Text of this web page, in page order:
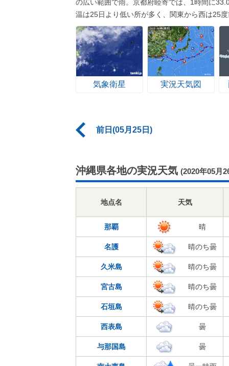
の広い範囲で雨。京都府睦寄では、1時間に
温は25日より低い所が多く、関東から西は25度
気象衛星 実況天気図
前日(05月25日)
沖縄県各地の実況天気 (2020年05月
地点名 天気
那覇 晴
名護 晴のち曇
久米島 晴のち曇
宮古島 晴のち曇
石垣島 晴のち曇
西表島 曇
与那国島 曇